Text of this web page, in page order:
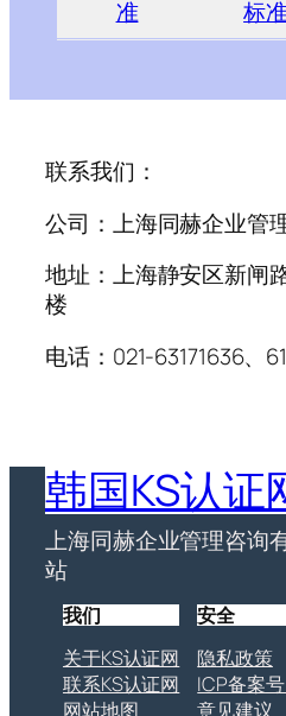
准
标
联系我们：
公司：上海同赫企业管
地址：上海静安区新闸
楼
电话：021-63171636、
韩国KS认证
上海同赫企业管理咨询
站
我们
关于KS认证网
联系KS认证网
网站地图
安全
隐私政策
ICP备案
意见建议